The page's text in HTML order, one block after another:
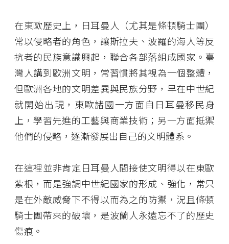
在東歐歷史上，日耳曼人（尤其是條頓騎士團）
常以侵略者的角色，讓斯拉夫、波羅的海人等反
抗者的民族意識興起，聯合各部落組成國家。臺
灣人講到歐洲文明，常習慣將其視為一個整體，
但歐洲各地的文明差異與民族分野，早在中世紀
就開始出現，東歐諸國一方面自日耳曼移民身
上，學習先進的工藝與商業技術；另一方面抵禦
他們的侵略，逐漸發展出自己的文明體系。
在這裡並非肯定日耳曼人間接使文明得以在東歐
紮根，而是強調中世紀國家的形成、強化，常只
是在外敵威脅下不得以而為之的防禦，況且條頓
騎士團帶來的破壞，是波蘭人永遠忘不了的歷史
傷痕。